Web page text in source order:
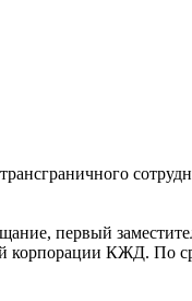
первый
корпорации КЖД. По